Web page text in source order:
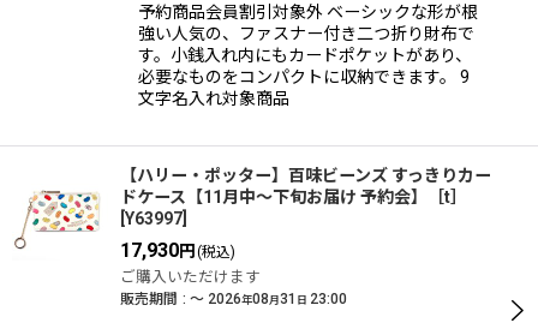
予約商品会員割引対象外 ベーシックな形が根
強い人気の、ファスナー付き二つ折り財布で
す。小銭入れ内にもカードポケットがあり、
必要なものをコンパクトに収納できます。 9
文字名入れ対象商品
【ハリー・ポッター】百味ビーンズ すっきりカー
ドケース【11月中〜下旬お届け 予約会】［t］
Y63997
17,930円 (税込)
ご購入いただけます
販売期間 : ～ 2026年08月31 日 23:00